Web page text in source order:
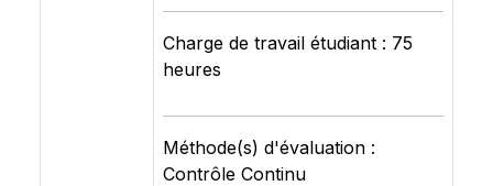
Charge de travail étudiant : 75
heures
Méthode(s) d'évaluation :
Contrôle Continu